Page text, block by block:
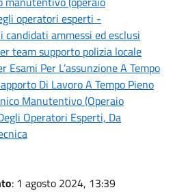
operatori esperti -
candidati ammessi ed esclusi
team supporto polizia locale
Esami Per L’assunzione A Tempo
Di Lavoro A Tempo Pieno
Manutentivo (Operaio
Operatori Esperti, Da
: 1 agosto 2024, 13:39